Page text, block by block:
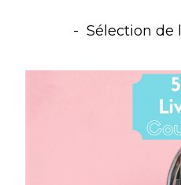
Sélection de